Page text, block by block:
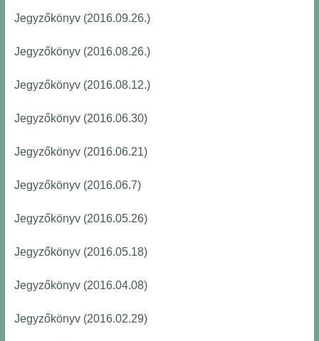
Jegyzőkönyv (2016.09.26.)
Jegyzőkönyv (2016.08.26.)
Jegyzőkönyv (2016.08.12.)
Jegyzőkönyv (2016.06.30)
Jegyzőkönyv (2016.06.21)
Jegyzőkönyv (2016.06.7)
Jegyzőkönyv (2016.05.26)
Jegyzőkönyv (2016.05.18)
Jegyzőkönyv (2016.04.08)
Jegyzőkönyv (2016.02.29)